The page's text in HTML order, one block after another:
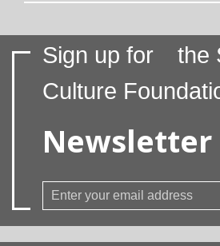
Sign up for
the
Culture
Newsletter